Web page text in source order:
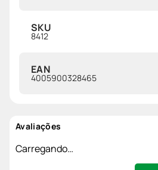
SKU
8412
EAN
4005900328465
Avaliações
Carregando…